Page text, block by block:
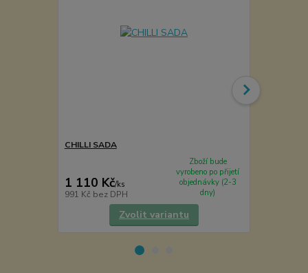
CHILLI SADA
1 110 Kč/ks
991 Kč bez DPH
Zboží bude
vyrobeno po přijetí
objednávky (2-3
dny)
Zvolit variantu